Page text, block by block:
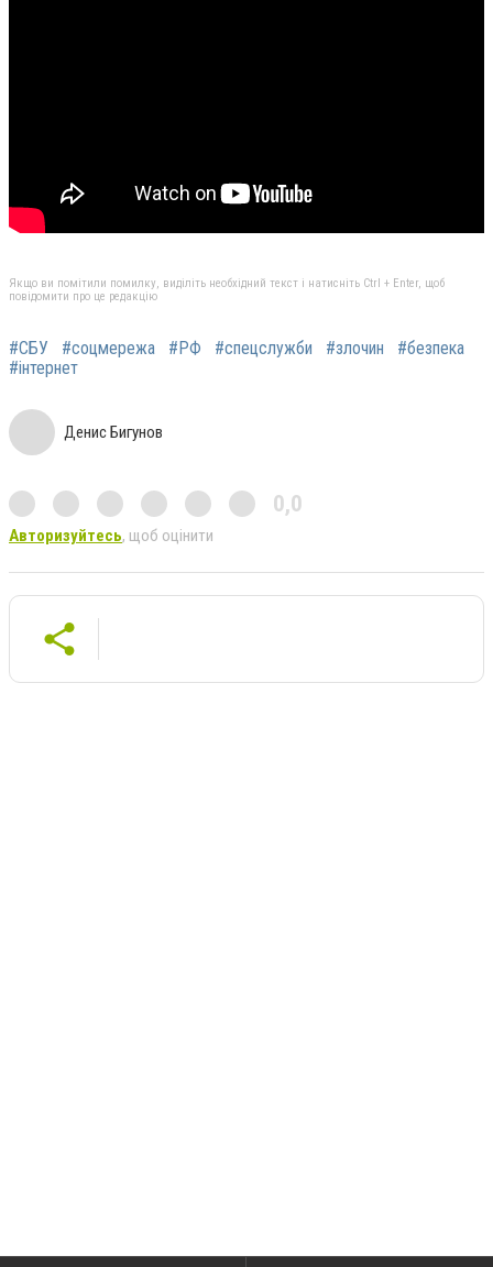
Якщо ви помітили помилку, виділіть необхідний текст і натисніть Ctrl + Enter, щоб
повідомити про це редакцію
#СБУ #соцмережа #РФ #спецслужби #злочин
#безпека
#інтернет
Денис Бигунов
0,0
Авторизуйтесь, щоб оцінити